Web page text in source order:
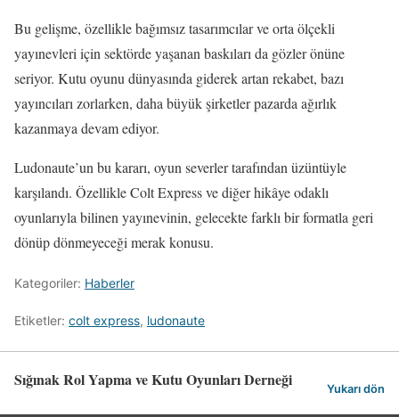
Bu gelişme, özellikle bağımsız tasarımcılar ve orta ölçekli
yayınevleri için sektörde yaşanan baskıları da gözler önüne
seriyor. Kutu oyunu dünyasında giderek artan rekabet, bazı
yayıncıları zorlarken, daha büyük şirketler pazarda ağırlık
kazanmaya devam ediyor.
Ludonaute’un bu kararı, oyun severler tarafından üzüntüyle
karşılandı. Özellikle Colt Express ve diğer hikâye odaklı
oyunlarıyla bilinen yayınevinin, gelecekte farklı bir formatla geri
dönüp dönmeyeceği merak konusu.
Kategoriler: Haberler
Etiketler: colt express, ludonaute
Sığınak Rol Yapma ve Kutu Oyunları Derneği Yukarı dön